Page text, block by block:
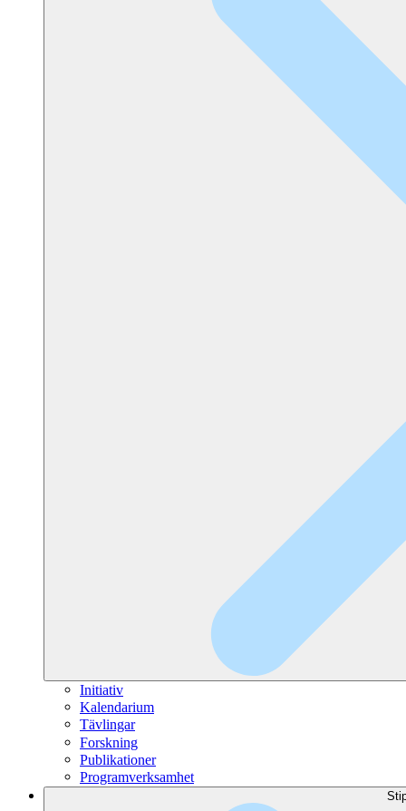
Initiativ
Kalendarium
Tävlingar
Forskning
Publikationer
Programverksamhet